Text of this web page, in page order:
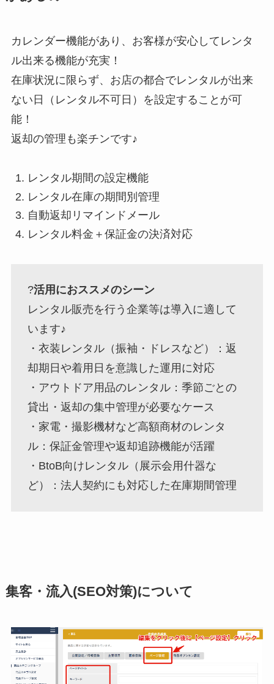
カレンダー機能があり、お客様が安心してレンタ
ル出来る機能が充実！
在庫状況に限らず、お店の都合でレンタルが出来
ない日（レンタル不可日）を設定することが可
能！
返却の管理も楽チンです♪
レンタル期間の設定機能
レンタル在庫の期間別管理
自動返却リマインドメール
レンタル料金＋保証金の決済対応
?活用におススメのシーン
レンタル販売を行う企業等は導入に適して
います♪
・衣装レンタル（振袖・ドレスなど）：返
却期日や着用日を意識した運用に対応
・アウトドア用品のレンタル：季節ごとの
貸出・返却の集中管理が必要なケース
・家電・撮影機材など高額商材のレンタ
ル：保証金管理や返却追跡機能が活躍
・BtoB向けレンタル（展示会用什器な
ど）：法人契約にも対応した在庫期間管理
集客・流入(SEO対策)について